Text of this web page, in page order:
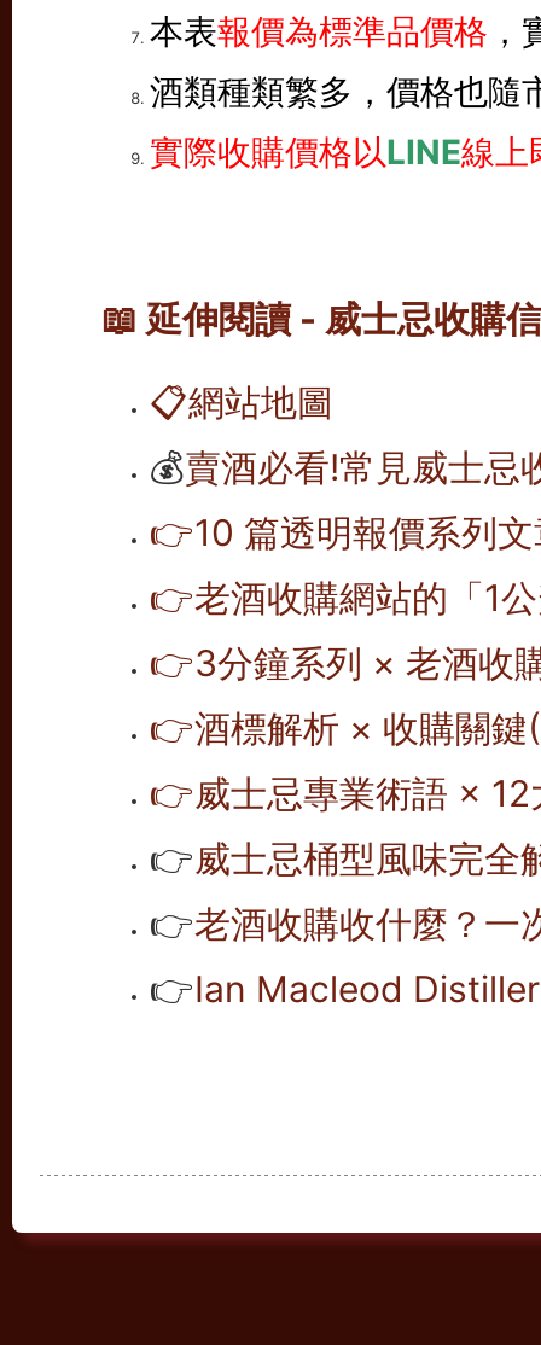
本表報價為標準品價格
酒類種類繁多，價格也隨
實際收購價格以LINE線上
📖 延伸閱讀 - 威士忌收購
📋網站地圖
💰賣酒必看!常見威士忌
👉10 篇透明報價系列
👉老酒收購網站的「1
👉3分鐘系列 × 老酒收
👉酒標解析 × 收購關鍵
👉威士忌專業術語 ×
👉威士忌桶型風味完全
👉老酒收購收什麼？一
👉Ian Macleod